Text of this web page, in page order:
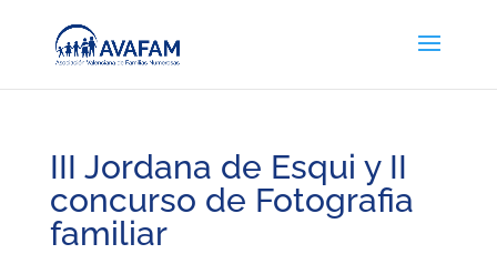
III Jordana de Esqui y II
concurso de Fotografia
familiar